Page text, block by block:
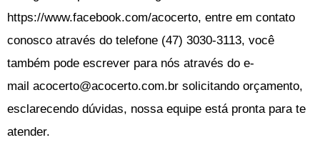
https://www.facebook.com/acocerto, entre em contato
conosco através do telefone (47) 3030-3113, você
também pode escrever para nós através do e-
mail acocerto@acocerto.com.br solicitando orçamento,
esclarecendo dúvidas, nossa equipe está pronta para te
atender.